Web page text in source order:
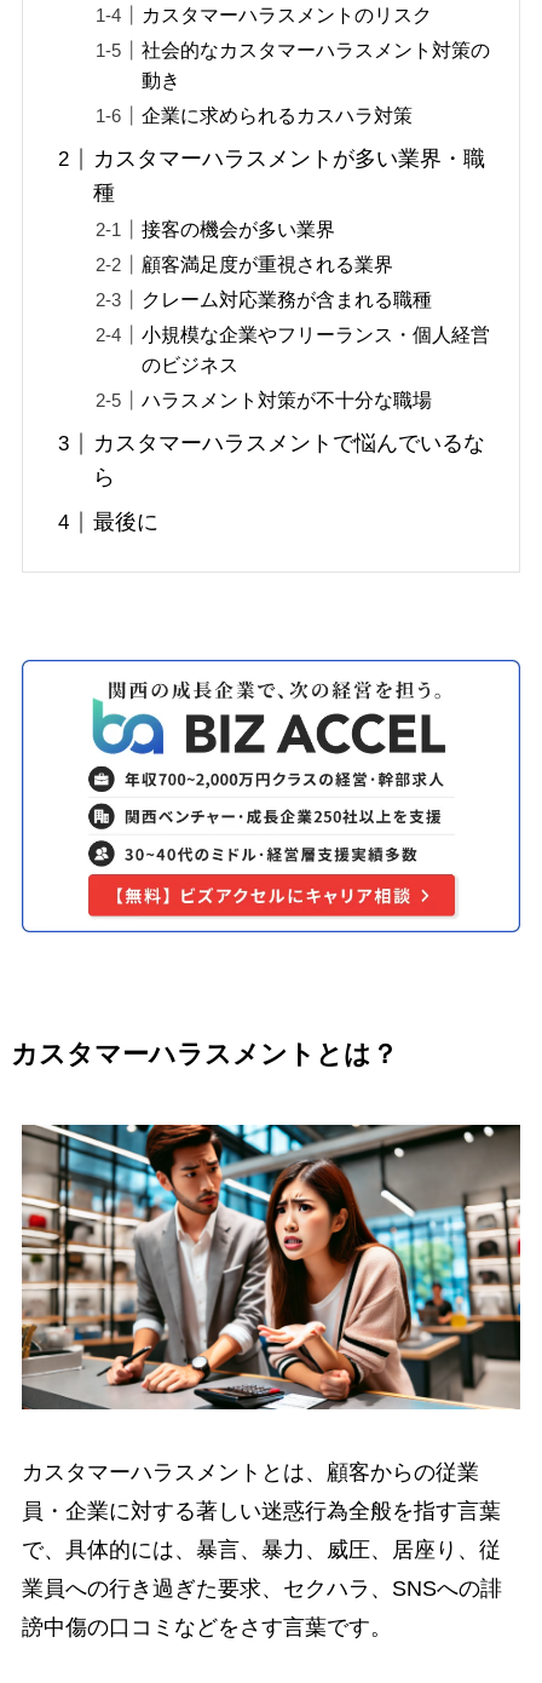
カスタマーハラスメントのリスク
社会的なカスタマーハラスメント対策の
動き
企業に求められるカスハラ対策
カスタマーハラスメントが多い業界・職
種
接客の機会が多い業界
顧客満足度が重視される業界
クレーム対応業務が含まれる職種
小規模な企業やフリーランス・個人経営
のビジネス
ハラスメント対策が不十分な職場
カスタマーハラスメントで悩んでいるな
ら
最後に
カスタマーハラスメントとは？
カスタマーハラスメントとは、顧客からの従業
員・企業に対する著しい迷惑行為全般を指す言葉
で、具体的には、暴言、暴力、威圧、居座り、従
業員への行き過ぎた要求、セクハラ、SNSへの誹
謗中傷の口コミなどをさす言葉です。